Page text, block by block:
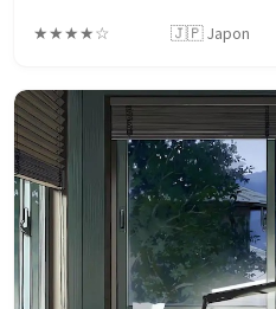
de la série animée Utena,
★★★★☆ 🇯🇵 Japon